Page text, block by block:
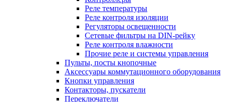
Реле температуры
Реле контроля изоляции
Регуляторы освещенности
Сетевые фильтры на DIN-рейку
Реле контроля влажности
Прочие реле и системы управления
Пульты, посты кнопочные
Аксессуары коммутационного оборудования
Кнопки управления
Контакторы, пускатели
Переключатели